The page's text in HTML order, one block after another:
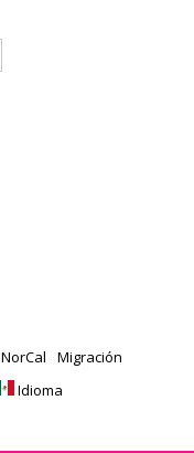
NorCal
Migración
Idioma